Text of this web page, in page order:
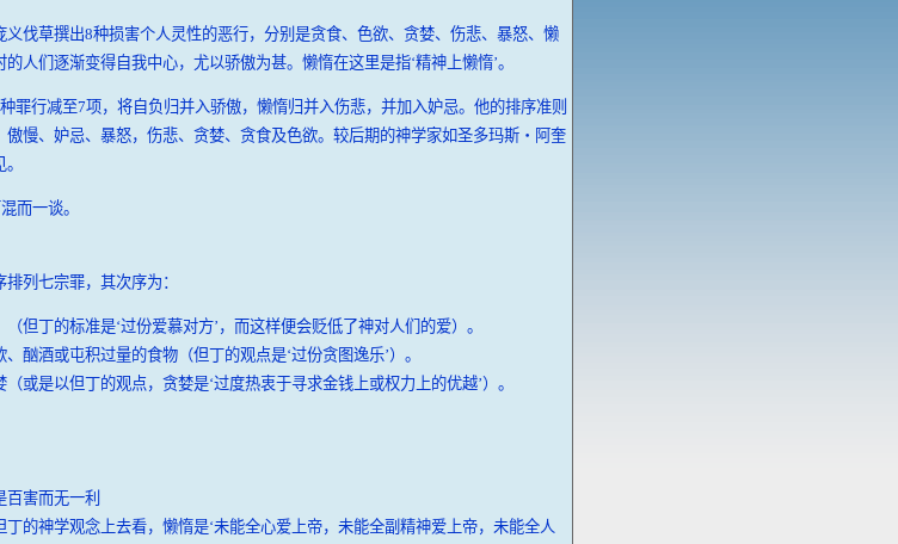
伐草撰出8种损害个人灵性的恶行，分别是贪食、色欲、贪婪、伤悲、暴怒、懒
人们逐渐变得自我中心，尤以骄傲为甚。懒惰在这里是指‘精神上懒惰’。
罪行减至7项，将自负归并入骄傲，懒惰归并入伤悲，并加入妒忌。他的排序准则
傲慢、妒忌、暴怒，伤悲、贪婪、贪食及色欲。较后期的神学家如圣多玛斯‧阿奎
而一谈。
列七宗罪，其次序为：
但丁的标准是‘过份爱慕对方’，而这样便会贬低了神对人们的爱）。
酗酒或屯积过量的食物（但丁的观点是‘过份贪图逸乐’）。
或是以但丁的观点，贪婪是‘过度热衷于寻求金钱上或权力上的优越’）。
害而无一利
的神学观念上去看，懒惰是‘未能全心爱上帝，未能全副精神爱上帝，未能全人